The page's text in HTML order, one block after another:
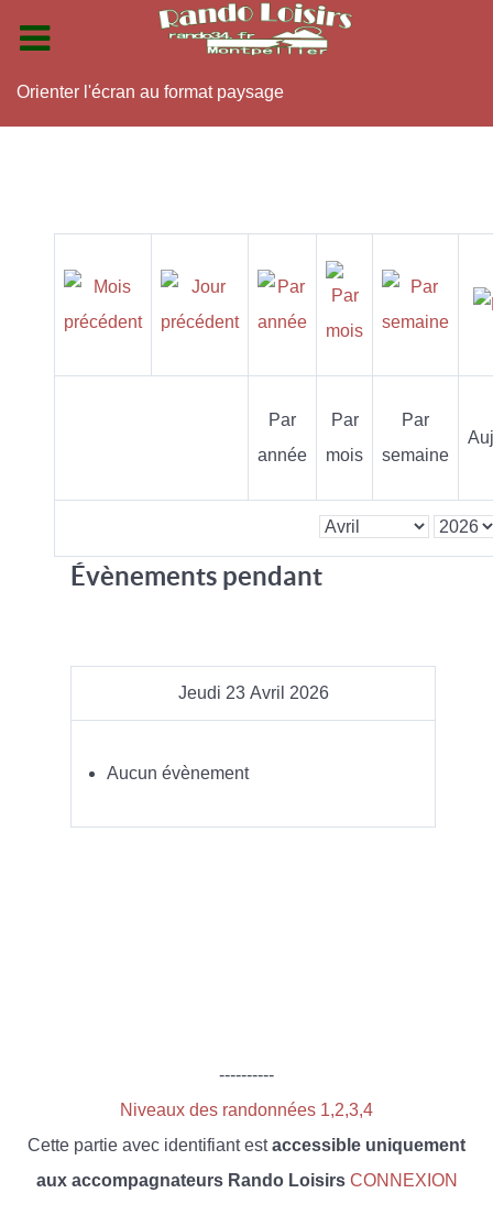
Orienter l'écran au format paysage
Par
année
Par
mois
Par
semaine
Évènements pendant
Jeudi 23 Avril 2026
Aucun évènement
----------
Niveaux des randonnées 1,2,3,4
Cette partie avec identifiant estaccessible uniquement
aux accompagnateurs Rando Loisirs CONNEXION